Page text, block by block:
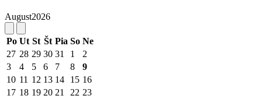
August2026
Po Ut St Št Pia So Ne
27 28 29 30 31 1
2
3
4 5 6 7 8
9
10 11 12 13 14 15 16
17 18 19 20 21 22 23